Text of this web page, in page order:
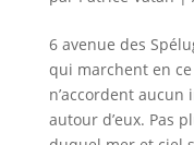
6 avenue des
qui marchent en ce
n’accordent
autour d’eux. Pas